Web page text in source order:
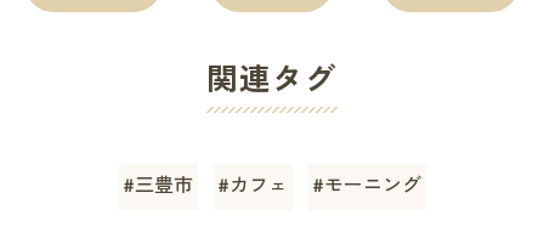
関連タグ
#三豊市 #カフェ #モーニング